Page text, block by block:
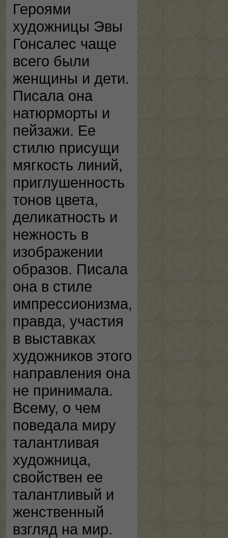
Героями
художницы Эвы
Гонсалес чаще
всего были
женщины и дети.
Писала она
натюрморты и
пейзажи. Ее
стилю присущи
мягкость линий,
приглушенность
тонов цвета,
деликатность и
нежность в
изображении
образов. Писала
она в стиле
импрессионизма,
правда, участия
в выставках
художников этого
направления она
не принимала.
Всему, о чем
поведала миру
талантливая
художница,
свойствен ее
талантливый и
женственный
взгляд на мир.